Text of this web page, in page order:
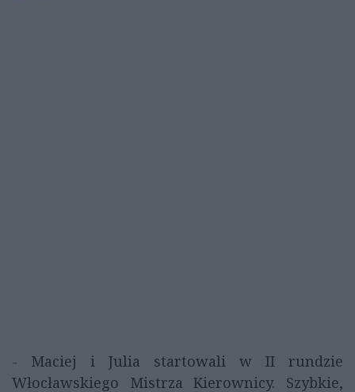
- Maciej i Julia startowali w II rundzie
Włocławskiego Mistrza Kierownicy. Szybkie,